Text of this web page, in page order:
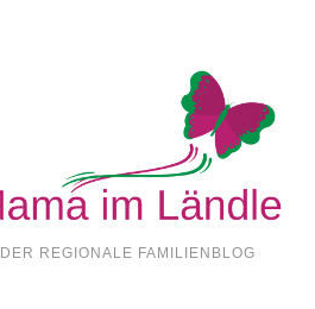
DER REGIONALE FAMILIENBLOG